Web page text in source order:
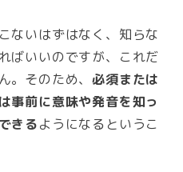
ないはずはなく、知らな
ばいいのですが、これだ
。そのため、必須または
事前に意味や発音を知っ
きるようになるというこ